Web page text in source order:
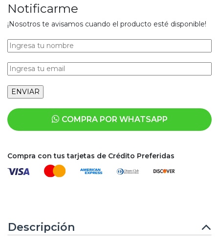
Notificarme
¡Nosotros te avisamos cuando el producto esté disponible!
COMPRA POR WHATSAPP
Compra con tus tarjetas de Crédito Preferidas
Descripción